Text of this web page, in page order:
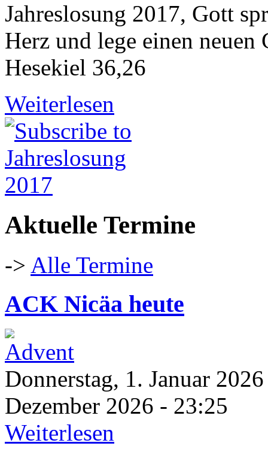
Jahreslosung 2017, Gott
Herz und lege einen neuen
Hesekiel 36,26
Weiterlesen
Aktuelle Termine
-> Alle Termine
ACK Nicäa heute
Donnerstag, 1. Januar
Dezember 2026 - 23:25
Weiterlesen